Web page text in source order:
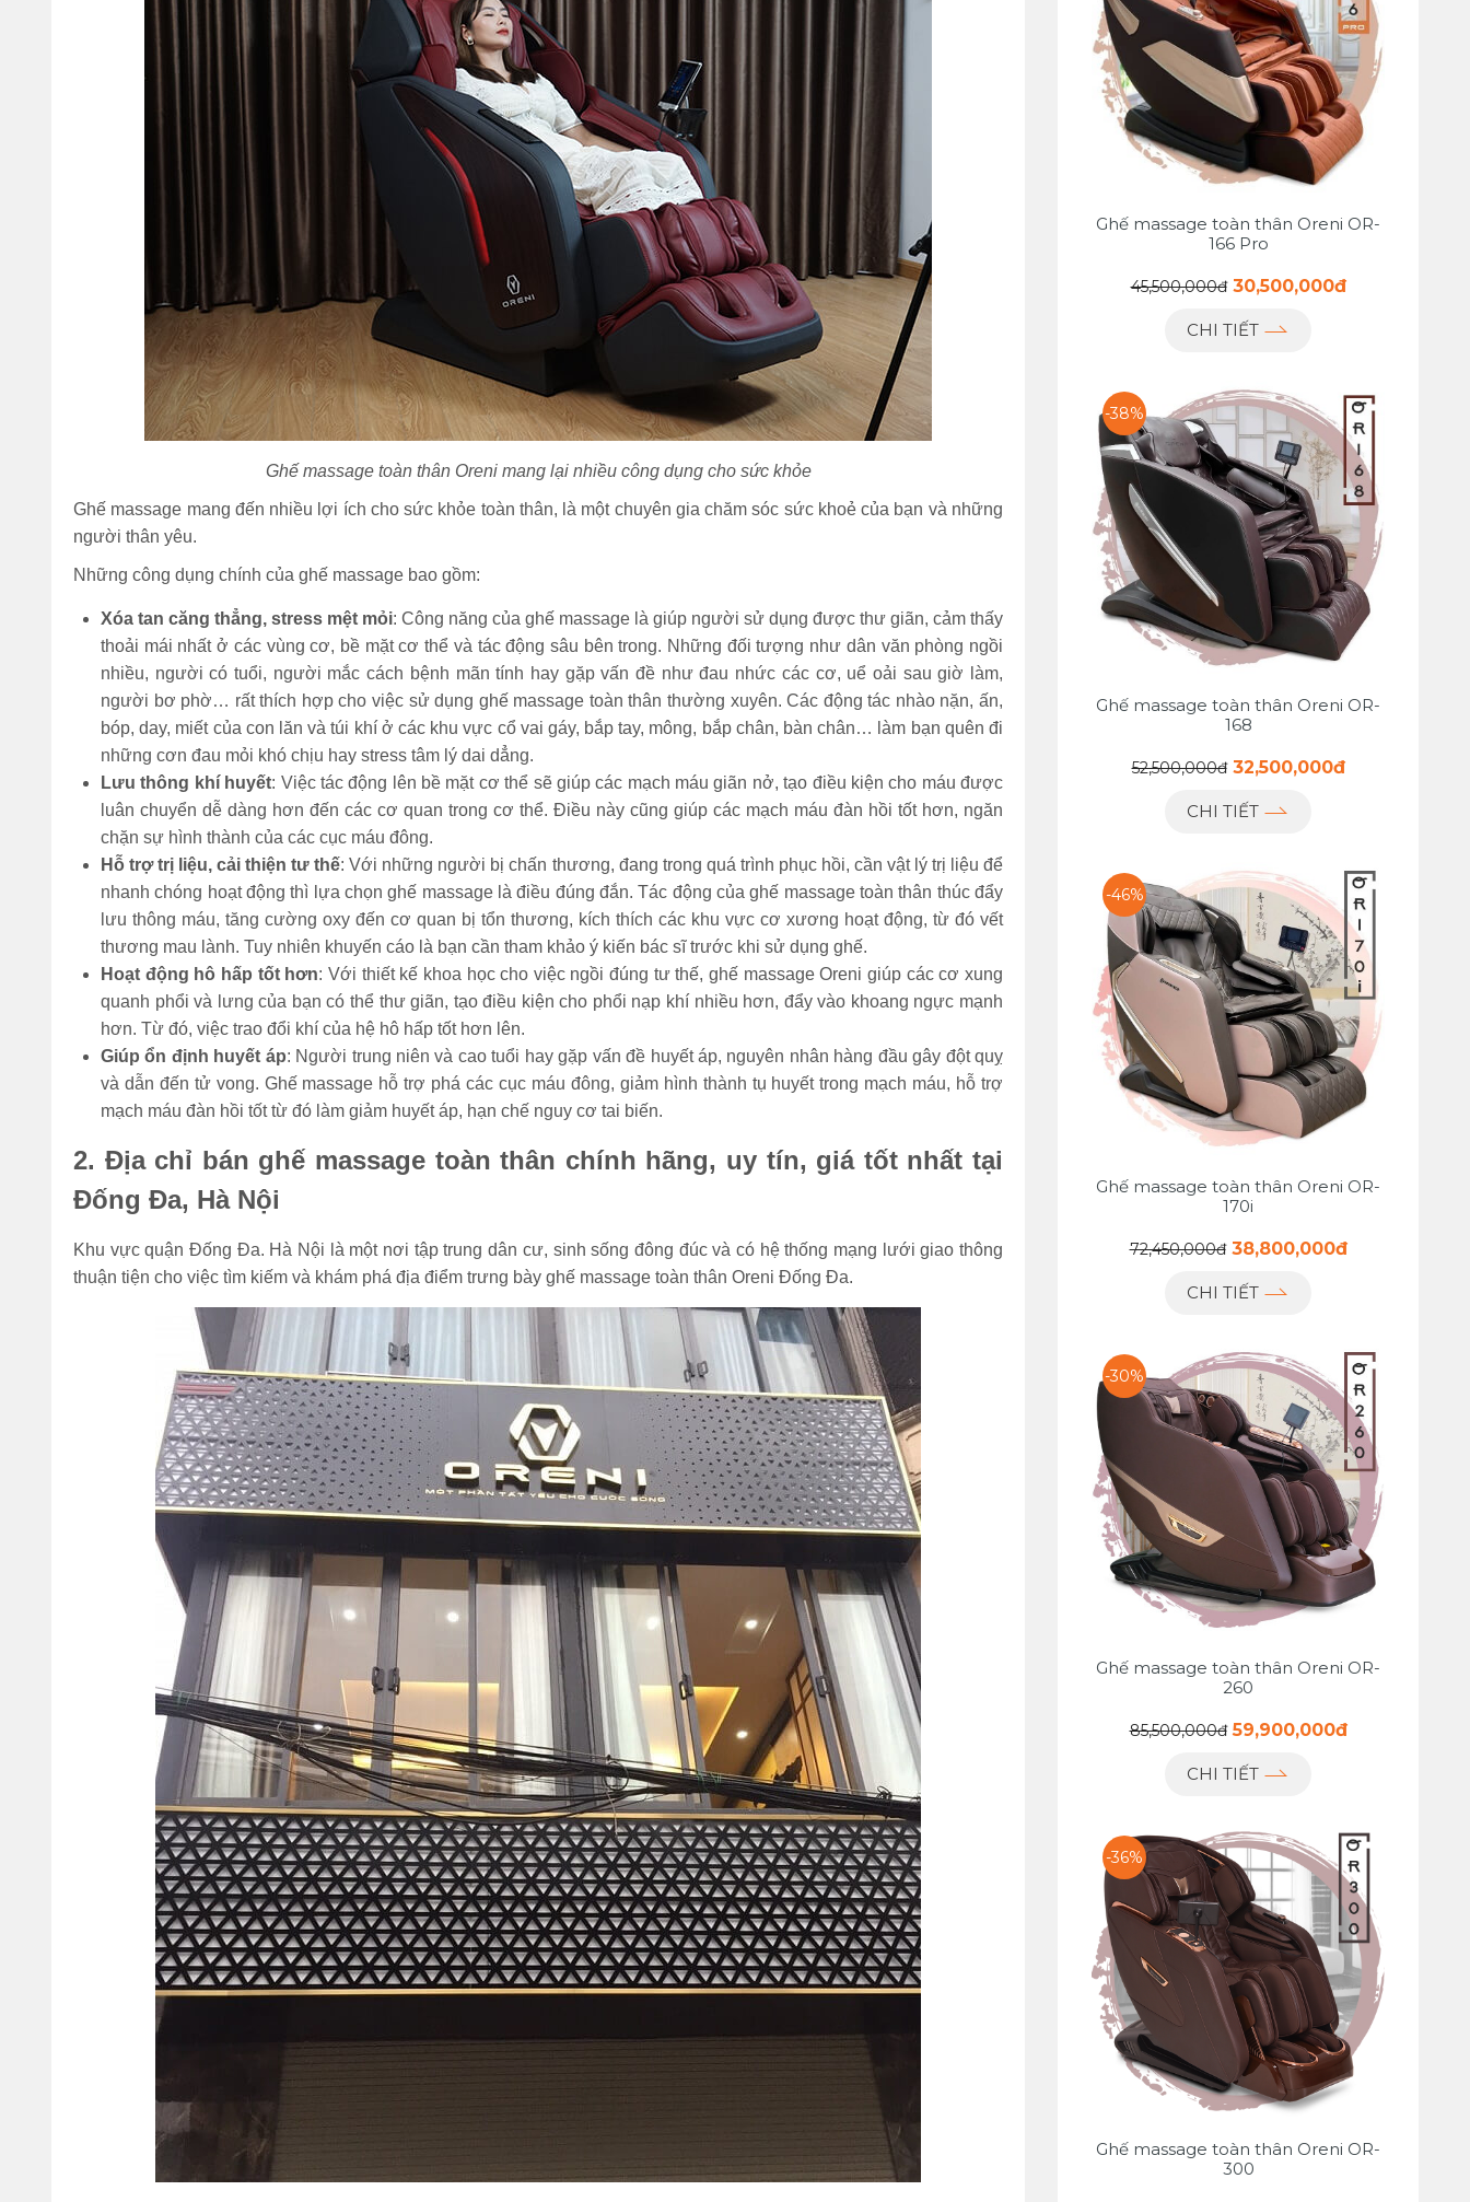
Ghế massage toàn thân Oreni mang lại nhiều công dụng cho sức khỏe
Ghế massage mang đến nhiều lợi ích cho sức khỏe toàn thân, là một chuyên gia chăm sóc sức khoẻ của bạn và những
người thân yêu.
Những công dụng chính của ghế massage bao gồm:
Xóa tan căng thẳng, stress mệt mỏi: Công năng của ghế massage là giúp người sử dụng được thư giãn, cảm thấy
thoải mái nhất ở các vùng cơ, bề mặt cơ thể và tác động sâu bên trong. Những đối tượng như dân văn phòng ngồi
nhiều, người có tuổi, người mắc cách bệnh mãn tính hay gặp vấn đề như đau nhức các cơ, uể oải sau giờ làm,
người bơ phờ… rất thích hợp cho việc sử dụng ghế massage toàn thân thường xuyên. Các động tác nhào nặn, ấn,
bóp, day, miết của con lăn và túi khí ở các khu vực cổ vai gáy, bắp tay, mông, bắp chân, bàn chân… làm bạn quên đi
những cơn đau mỏi khó chịu hay stress tâm lý dai dẳng.
Lưu thông khí huyết: Việc tác động lên bề mặt cơ thể sẽ giúp các mạch máu giãn nở, tạo điều kiện cho máu được
luân chuyển dễ dàng hơn đến các cơ quan trong cơ thể. Điều này cũng giúp các mạch máu đàn hồi tốt hơn, ngăn
chặn sự hình thành của các cục máu đông.
Hỗ trợ trị liệu, cải thiện tư thế: Với những người bị chấn thương, đang trong quá trình phục hồi, cần vật lý trị liệu để
nhanh chóng hoạt động thì lựa chọn ghế massage là điều đúng đắn. Tác động của ghế massage toàn thân thúc đẩy
lưu thông máu, tăng cường oxy đến cơ quan bị tổn thương, kích thích các khu vực cơ xương hoạt động, từ đó vết
thương mau lành. Tuy nhiên khuyến cáo là bạn cần tham khảo ý kiến bác sĩ trước khi sử dụng ghế.
Hoạt động hô hấp tốt hơn: Với thiết kế khoa học cho việc ngồi đúng tư thế, ghế massage Oreni giúp các cơ xung
quanh phổi và lưng của bạn có thể thư giãn, tạo điều kiện cho phổi nạp khí nhiều hơn, đẩy vào khoang ngực mạnh
hơn. Từ đó, việc trao đổi khí của hệ hô hấp tốt hơn lên.
Giúp ổn định huyết áp: Người trung niên và cao tuổi hay gặp vấn đề huyết áp, nguyên nhân hàng đầu gây đột quỵ
và dẫn đến tử vong. Ghế massage hỗ trợ phá các cục máu đông, giảm hình thành tụ huyết trong mạch máu, hỗ trợ
mạch máu đàn hồi tốt từ đó làm giảm huyết áp, hạn chế nguy cơ tai biến.
2. Địa chỉ bán ghế massage toàn thân chính hãng, uy tín, giá tốt nhất tại
Đống Đa, Hà Nội
Khu vực quận Đống Đa. Hà Nội là một nơi tập trung dân cư, sinh sống đông đúc và có hệ thống mạng lưới giao thông
thuận tiện cho việc tìm kiếm và khám phá địa điểm trưng bày ghế massage toàn thân Oreni Đống Đa.
Ghế massage toàn thân Oreni OR-
166 Pro
45,500,000đ 30,500,000đ
CHI TIẾT
-38%
Ghế massage toàn thân Oreni OR-
168
52,500,000đ 32,500,000đ
CHI TIẾT
-46%
Ghế massage toàn thân Oreni OR-
170i
72,450,000đ 38,800,000đ
CHI TIẾT
-30%
Ghế massage toàn thân Oreni OR-
260
85,500,000đ 59,900,000đ
CHI TIẾT
-36%
Ghế massage toàn thân Oreni OR-
300